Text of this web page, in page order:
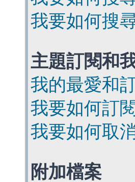
我要如何搜
主題訂閱和
我的最愛和
我要如何訂
我要如何取
附加檔案